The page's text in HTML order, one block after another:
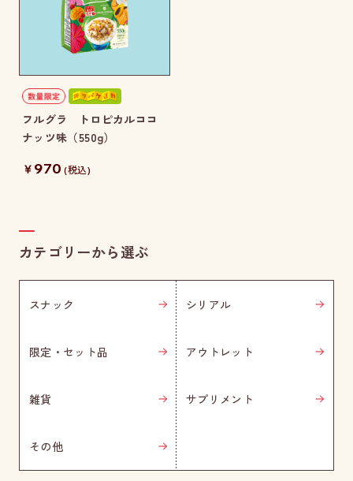
フルグラ トロピカルココ
ナッツ味（550g）
￥970 (税込)
カテゴリーから選ぶ
スナック シリアル
限定・セット品 アウトレット
雑貨 サプリメント
その他